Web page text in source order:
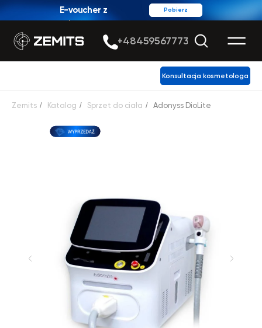
Pobierz
E-voucher z
rabatem
Konsultacja kosmetologa
Zemits / Katalog / Sprzet do ciała / Adonyss DioLite